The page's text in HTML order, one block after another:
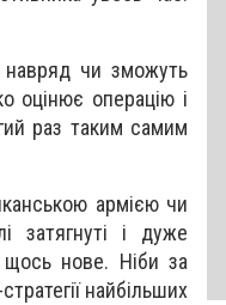
навряд чи зможуть
оцінює операцію і
раз таким самим
армією чи
затягнуті і дуже
нове. Ніби за
найбільших